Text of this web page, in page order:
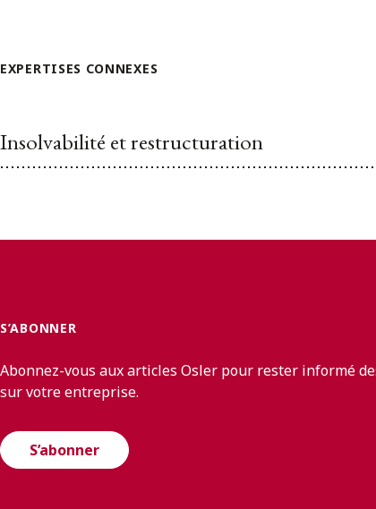
EXPERTISES CONNEXES
Insolvabilité et restructuration
S’ABONNER
Abonnez-vous aux articles Osler pour rester informé
sur votre entreprise.
S’abonner